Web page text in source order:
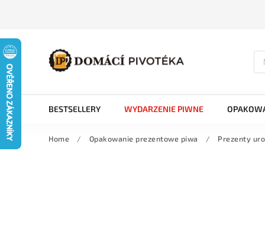
BESTSELLERY WYDARZENIE PIWNE
Home / Opakowanie prezentowe piwa / Prezenty